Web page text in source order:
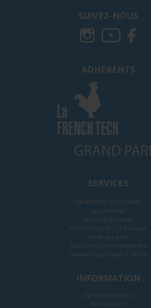
SUIVEZ-NOUS
ADHÉRENTS
SERVICES
Paramètres des cookies
Le paiement
Nos engagements
Notre entrepôt - La livraison
Vente aux pros
Nos offres promotionnelles
Devenez apporteur d'affaire
INFORMATION
Qui sommes-nous
Recrutement